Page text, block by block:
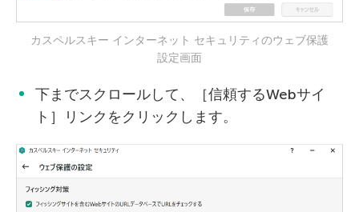
カスペルスキー インターネット セキュリティのウェブ保護
設定画面
下までスクロールして、［信頼するWebサイ
ト］リンクをクリックします。